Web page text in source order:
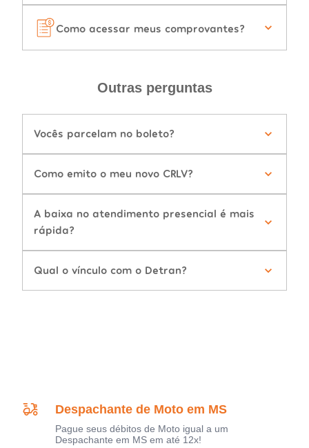
Como acessar meus comprovantes?
Outras perguntas
Vocês parcelam no boleto?
Como emito o meu novo CRLV?
A baixa no atendimento presencial é mais
rápida?
Qual o vínculo com o Detran?
Despachante de Moto em MS
Pague seus débitos de Moto igual a um
Despachante em MS em até 12x!